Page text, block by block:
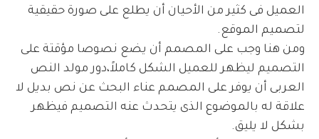
العميل فى كثير من الأحيان أن يطلع على صورة حقيقية
لتصميم الموقع.
ومن هنا وجب على المصمم أن يضع نصوصا مؤقتة على
التصميم ليظهر للعميل الشكل كاملاً،دور مولد النص
العربى أن يوفر على المصمم عناء البحث عن نص بديل لا
علاقة له بالموضوع الذى يتحدث عنه التصميم فيظهر
بشكل لا يليق.